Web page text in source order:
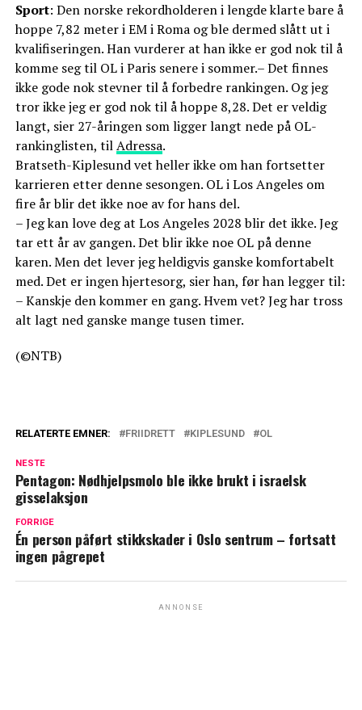
Sport: Den norske rekordholderen i lengde klarte bare å
hoppe 7,82 meter i EM i Roma og ble dermed slått ut i
kvalifiseringen. Han vurderer at han ikke er god nok til å
komme seg til OL i Paris senere i sommer.– Det finnes
ikke gode nok stevner til å forbedre rankingen. Og jeg
tror ikke jeg er god nok til å hoppe 8,28. Det er veldig
langt, sier 27-åringen som ligger langt nede på OL-
rankinglisten, tilAdressa.
Bratseth-Kiplesund vet heller ikke om han fortsetter
karrieren etter denne sesongen. OL i Los Angeles om
fire år blir det ikke noe av for hans del.
– Jeg kan love deg at Los Angeles 2028 blir det ikke. Jeg
tar ett år av gangen. Det blir ikke noe OL på denne
karen. Men det lever jeg heldigvis ganske komfortabelt
med. Det er ingen hjertesorg, sier han, før han legger til:
– Kanskje den kommer en gang. Hvem vet? Jeg har tross
alt lagt ned ganske mange tusen timer.
(©NTB)
RELATERTE EMNER: FRIIDRETT KIPLESUND OL
NESTE
Pentagon: Nødhjelpsmolo ble ikke brukt i israelsk
gisselaksjon
FORRIGE
Én person påført stikkskader i Oslo sentrum – fortsatt
ingen pågrepet
ANNONSE